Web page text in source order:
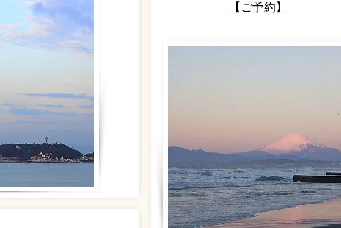
【ご予約】